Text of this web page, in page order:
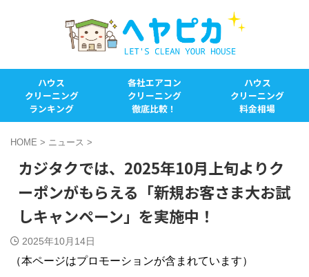
ハウス
クリーニング
ランキング
各社エアコン
クリーニング
徹底比較！
ハウス
クリーニング
料金相場
HOME > ニュース >
カジタクでは、2025年10月上旬よりク
ーポンがもらえる「新規お客さま大お試
しキャンペーン」を実施中！
2025年10月14日
（本ページはプロモーションが含まれています）